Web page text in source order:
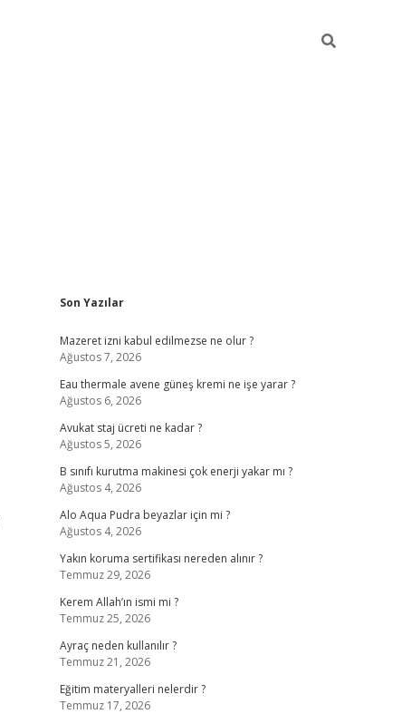
Sidebar
Son Yazılar
Mazeret izni kabul edilmezse ne olur ?
Ağustos 7, 2026
Eau thermale avene güneş kremi ne işe yarar ?
Ağustos 6, 2026
Avukat staj ücreti ne kadar ?
Ağustos 5, 2026
B sınıfı kurutma makinesi çok enerji yakar mı ?
Ağustos 4, 2026
Alo Aqua Pudra beyazlar için mi ?
Ağustos 4, 2026
Yakın koruma sertifikası nereden alınır ?
Temmuz 29, 2026
Kerem Allah’ın ismi mi ?
Temmuz 25, 2026
Ayraç neden kullanılır ?
Temmuz 21, 2026
Eğitim materyalleri nelerdir ?
Temmuz 17, 2026